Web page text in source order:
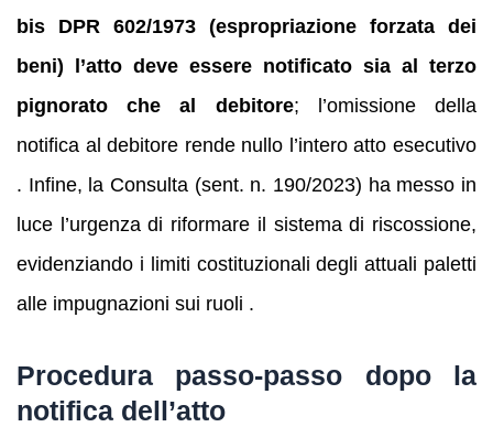
bis DPR 602/1973 (espropriazione forzata dei
beni) l’atto deve essere notificato sia al terzo
pignorato che al debitore; l’omissione della
notifica al debitore rende nullo l’intero atto esecutivo
. Infine, la Consulta (sent. n. 190/2023) ha messo in
luce l’urgenza di riformare il sistema di riscossione,
evidenziando i limiti costituzionali degli attuali paletti
alle impugnazioni sui ruoli .
Procedura passo-passo dopo la
notifica dell’atto